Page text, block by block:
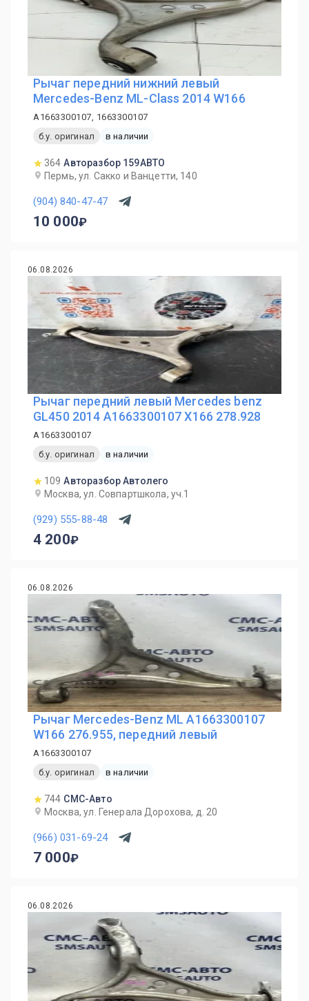
Рычаг передний нижний левый
Mercedes-Benz ML-Class 2014 W166
A1663300107, 1663300107
б.у. оригинал
в наличии
364 Авторазбор 159АВТО
Пермь, ул. Сакко и Ванцетти, 140
(904) 840-47-47
10 000
06.08.2026
Рычаг передний левый Mercedes benz
GL450 2014 A1663300107 X166 278.928
A1663300107
б.у. оригинал
в наличии
109 Авторазбор Автолего
Москва, ул. Совпартшкола, уч.1
(929) 555-88-48
4 200
06.08.2026
Рычаг Mercedes-Benz ML A1663300107
W166 276.955, передний левый
A1663300107
б.у. оригинал
в наличии
744 СМС-Авто
Москва, ул. Генерала Дорохова, д. 20
(966) 031-69-24
7 000
06.08.2026